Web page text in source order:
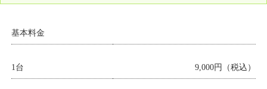
基本料金
1台 9,000円（税込）